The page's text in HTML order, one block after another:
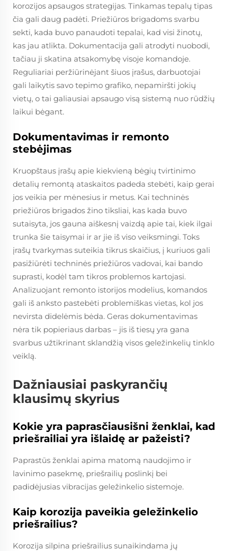
korozijos apsaugos strategijas. Tinkamas tepalų tipas
čia gali daug padėti. Priežiūros brigadoms svarbu
sekti, kada buvo panaudoti tepalai, kad visi žinotų,
kas jau atlikta. Dokumentacija gali atrodyti nuobodi,
tačiau ji skatina atsakomybę visoje komandoje.
Reguliariai peržiūrinėjant šiuos įrašus, darbuotojai
gali laikytis savo tepimo grafiko, nepamiršti jokių
vietų, o tai galiausiai apsaugo visą sistemą nuo rūdžių
laikui bėgant.
Dokumentavimas ir remonto
stebėjimas
Kruopštaus įrašų apie kiekvieną bėgių tvirtinimo
detalių remontą ataskaitos padeda stebėti, kaip gerai
jos veikia per mėnesius ir metus. Kai techninės
priežiūros brigados žino tiksliai, kas kada buvo
sutaisyta, jos gauna aiškesnį vaizdą apie tai, kiek ilgai
trunka šie taisymai ir ar jie iš viso veiksmingi. Toks
įrašų tvarkymas suteikia tikrus skaičius, į kuriuos gali
pasižiūrėti techninės priežiūros vadovai, kai bando
suprasti, kodėl tam tikros problemos kartojasi.
Analizuojant remonto istorijos modelius, komandos
gali iš anksto pastebėti problemiškas vietas, kol jos
nevirsta didelėmis bėda. Geras dokumentavimas
nėra tik popieriaus darbas – jis iš tiesų yra gana
svarbus užtikrinant sklandžią visos geležinkelių tinklo
veiklą.
Dažniausiai paskyrančių
klausimų skyrius
Kokie yra paprasčiausišni ženklai, kad
priešrailiai yra išlaidę ar pažeisti?
Paprastūs ženklai apima matomą naudojimo ir
lavinimo pasekmę, priešrailių poslinkį bei
padidėjusias vibracijas geležinkelio sistemoje.
Kaip korozija paveikia geležinkelio
priešrailius?
Korozija silpina priešrailius sunaikindama jų